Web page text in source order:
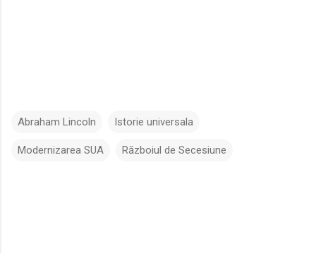
Abraham Lincoln Istorie universala
Modernizarea SUA Războiul de Secesiune